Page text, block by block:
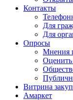
Контакты
Для
Для
Опросы
Мнения
Оценить
Витрина
Амаркет